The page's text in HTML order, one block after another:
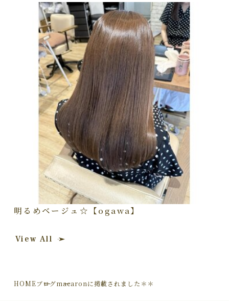
明るめベージュ☆【ogawa】
View All
HOMEブログmacaronに掲載されました＊＊